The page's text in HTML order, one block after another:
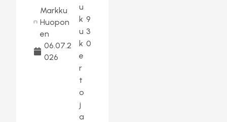
Markku
Huopon
en
06.07.2
026
u
k
u
k
e
r
t
o
j
a
9
3
0